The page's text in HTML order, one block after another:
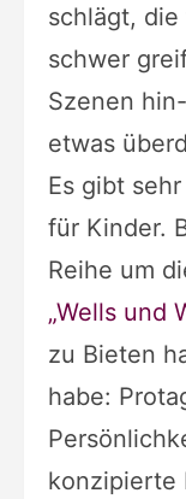
schlägt,
schwer
Szenen
etwas
Es gibt
für Kinder.
Reihe um
„Wells und
zu Bieten
habe:
konzipierte